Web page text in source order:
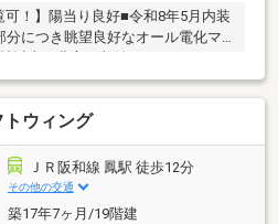
可！】陽当り良好■令和8年5月内装
分につき眺望良好なオール電化マ
ウィング
ＪＲ阪和線 鳳駅 徒歩12分
その他の交通
築17年7ヶ月/19階建